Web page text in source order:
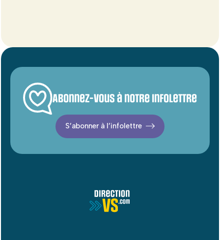
Abonnez-vous à notre infolettre
S’abonner à l’infolettre